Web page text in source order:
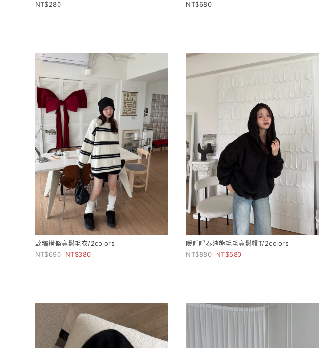
280
680
軟糯橫條寬鬆毛衣/2colors
690
380
暖呼呼泰迪熊毛毛寬鬆帽T/2colors
880
580